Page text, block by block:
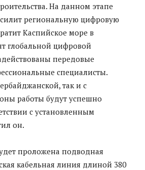
На данном этапе
региональную цифровую
Каспийское море в
глобальной цифровой
передовые
специалисты.
так и с
работы будут успешно
с установленным
он.
проложена подводная
кабельная линия длиной 380